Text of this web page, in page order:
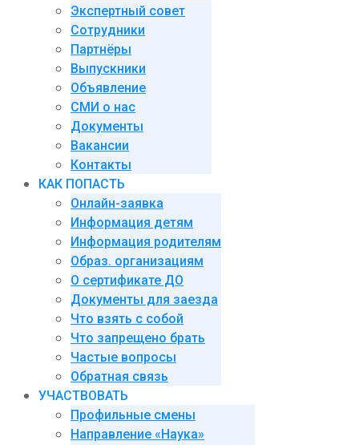
Экспертный совет
Сотрудники
Партнёры
Выпускники
Объявление
СМИ о нас
Документы
Вакансии
Контакты
КАК ПОПАСТЬ
Онлайн-заявка
Информация детям
Информация родителям
Образ. организациям
О сертификате ДО
Документы для заезда
Что взять с собой
Что запрещено брать
Частые вопросы
Обратная связь
УЧАСТВОВАТЬ
Профильные смены
Направление «Наука»